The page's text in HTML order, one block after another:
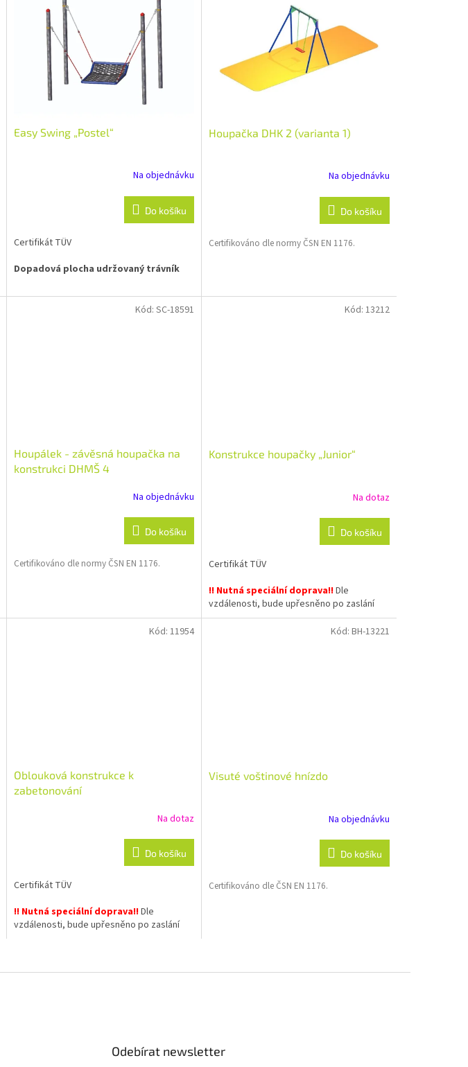
Easy Swing „Postel“
Na objednávku
Do košíku
Certifikát TÜV
Dopadová plocha udržovaný trávník
!! Nutná speciální doprava!!Dle
vzdálenosti, bude upřesněno po zaslání
Houpačka DHK 2 (varianta 1)
Na objednávku
Do košíku
Certifikováno dle normy ČSN EN 1176.
Houpálek - závěsná houpačka na
konstrukci DHMŠ 4
Na objednávku
Do košíku
Certifikováno dle normy ČSN EN 1176.
Kód: SC-18591
Konstrukce houpačky „Junior“
Na dotaz
Do košíku
Certifikát TÜV
!! Nutná speciální doprava!!Dle
vzdálenosti, bude upřesněno po zaslání
objednávky
Kód: 13212
Oblouková konstrukce k
zabetonování
Na dotaz
Do košíku
Certifikát TÜV
!! Nutná speciální doprava!!Dle
vzdálenosti, bude upřesněno po zaslání
Kód: 11954
Visuté voštinové hnízdo
Na objednávku
Do košíku
Certifikováno dle ČSN EN 1176.
Kód: BH-13221
v
Odebírat newsletter